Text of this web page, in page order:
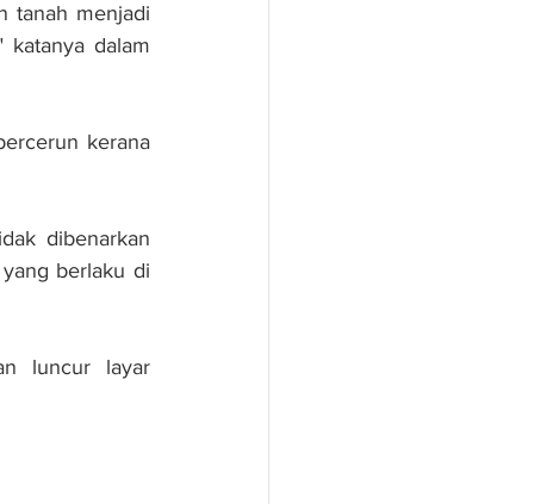
tanah menjadi
dalam
kerana
dibenarkan
berlaku di
luncur layar